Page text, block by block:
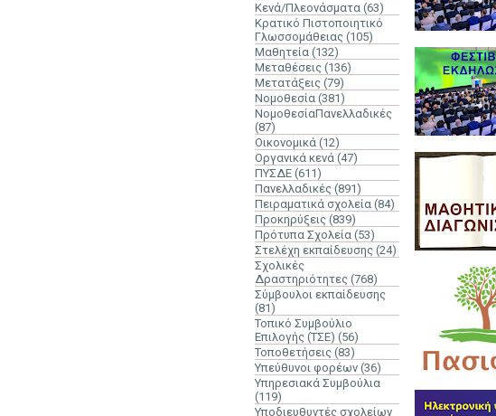
Κενά/Πλεονάσματα (63)
Κρατικό Πιστοποιητικό
Γλωσσομάθειας (105)
Μαθητεία (132)
Μεταθέσεις (136)
Μετατάξεις (79)
Νομοθεσία (381)
ΝομοθεσίαΠανελλαδικές
(87)
Οικονομικά (12)
Οργανικά κενά (47)
ΠΥΣΔΕ (611)
Πανελλαδικές (891)
Πειραματικά σχολεία (84)
Προκηρύξεις (839)
Πρότυπα Σχολεία (53)
Στελέχη εκπαίδευσης (24)
Σχολικές
Δραστηριότητες (768)
Σύμβουλοι εκπαίδευσης
(81)
Τοπικό Συμβούλιο
Επιλογής (ΤΣΕ) (56)
Τοποθετήσεις (83)
Υπεύθυνοι φορέων (36)
Υπηρεσιακά Συμβούλια
(119)
Υποδιευθυντές σχολείων